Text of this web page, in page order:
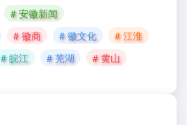
# 安徽新闻
# 徽商 # 徽文化
# 江淮
# 皖江 # 芜湖 # 黄山